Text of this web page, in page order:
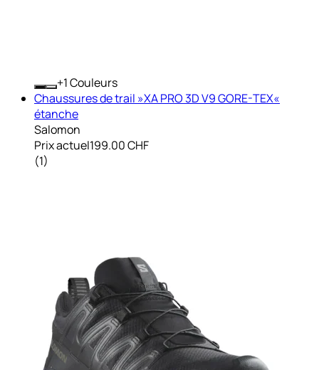
+ Couleurs
Chaussures de trail »XA PRO 3D V9 GORE-TEX«
étanche
Salomon
Prix actuel199.00 CHF
(1)